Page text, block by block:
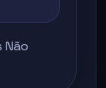
Não